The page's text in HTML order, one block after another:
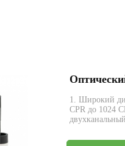
1. Широкий
CPR до 1024